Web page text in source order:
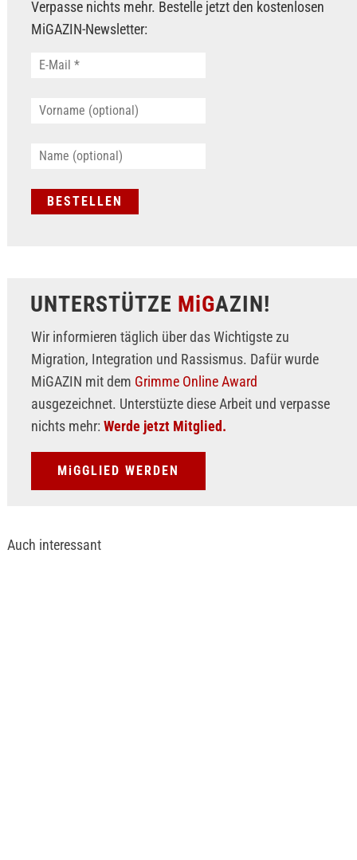
Verpasse nichts mehr. Bestelle jetzt den kostenlosen
MiGAZIN-Newsletter:
UNTERSTÜTZE MiGAZIN!
Wir informieren täglich über das Wichtigste zu
Migration, Integration und Rassismus. Dafür wurde
MiGAZIN mit dem Grimme Online Award
ausgezeichnet. Unterstüzte diese Arbeit und verpasse
nichts mehr: Werde jetzt Mitglied.
MiGGLIED WERDEN
Auch interessant